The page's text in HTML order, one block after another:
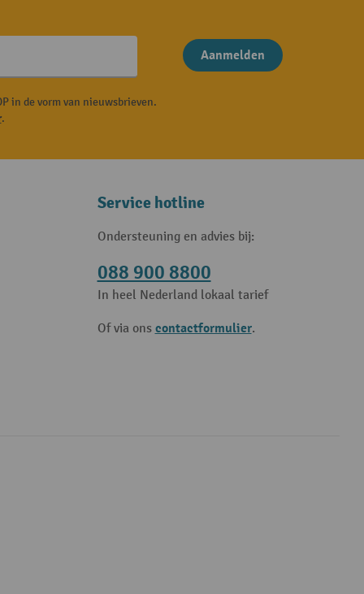
Aanmelden
in de vorm van nieuwsbrieven.
.
Service hotline
Ondersteuning en advies bij:
088 900 8800
In heel Nederland lokaal tarief
Of via ons contactformulier.